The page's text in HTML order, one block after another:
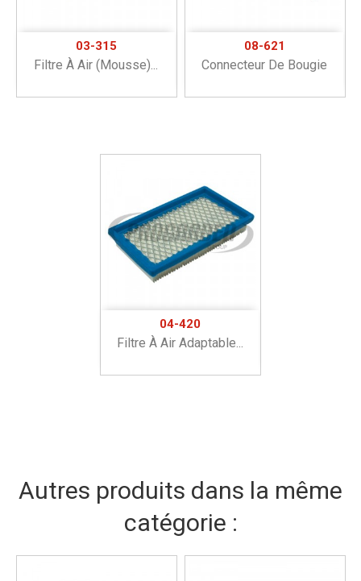
03-315
Filtre À Air (mousse)...
08-621
Connecteur De Bougie
04-420
Filtre À Air Adaptable...
Autres produits dans la même
catégorie :